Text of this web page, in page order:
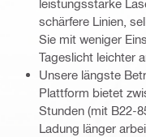
leistungsstarke
schärfere Linien,
Sie mit weniger
Tageslicht leichter
Unsere längste
Plattform bietet
Stunden (mit B22-
Ladung länger